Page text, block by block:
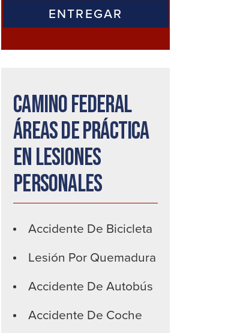
Camino federal
Áreas de práctica
en lesiones
personales
Accidente De Bicicleta
Lesión Por Quemadura
Accidente De Autobús
Accidente De Coche